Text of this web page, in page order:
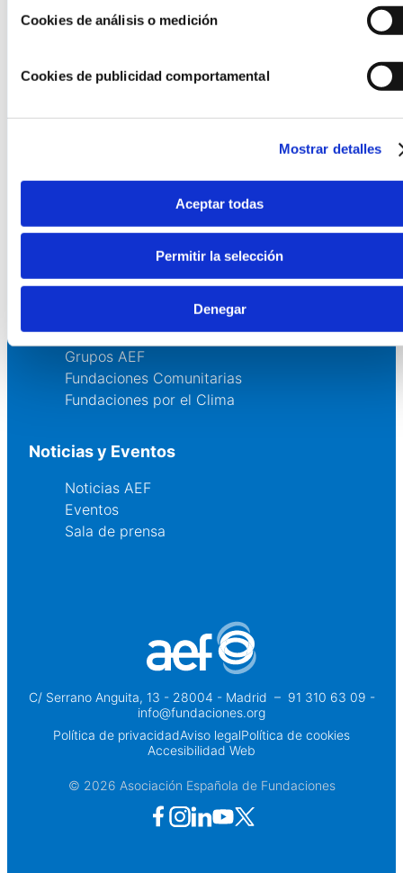
Cookies de análisis o medición
Cookies de publicidad comportamental
Mostrar detalles
Aceptar todas
Permitir la selección
Denegar
Fundaciones Asociadas
Asesoría
Formación y eventos
Grupos AEF
Fundaciones Comunitarias
Fundaciones por el Clima
Noticias y Eventos
Noticias AEF
Eventos
Sala de prensa
C/ Serrano Anguita, 13 - 28004 - Madrid – 91 310 63 09 -
info@fundaciones.org
Política de privacidadAviso legalPolítica de cookies
Accesibilidad Web
© 2026 Asociación Española de Fundaciones